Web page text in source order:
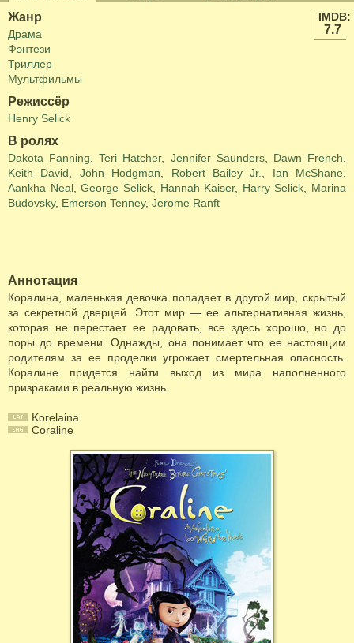
IMDB:
7.7
Жанр
Драма
Фэнтези
Триллер
Мультфильмы
Режиссёр
Henry Selick
В ролях
Dakota Fanning ,Teri Hatcher, Jennifer Saunders, Dawn French
Keith David
John Hodgman Robert Bailey Jr. Ian McShane
Aankha Neal,George Selick, Hannah Kaiser, Harry Selick
Marina
Budovsky, Emerson Tenney, Jerome Ranft
Аннотация
Коралина, маленькая девочка попадает в другой мир, скрытый
за секретной дверцей. Этот мир — ее альтернативная жизнь,
которая не перестает ее радовать, все здесь хорошо, но до
поры до времени. Однажды, она понимает что ее настоящим
родителям за ее проделки угрожает смертельная опасность.
Коралине придется найти выход из мира наполненного
призраками в реальную жизнь.
Korelaina
Coraline